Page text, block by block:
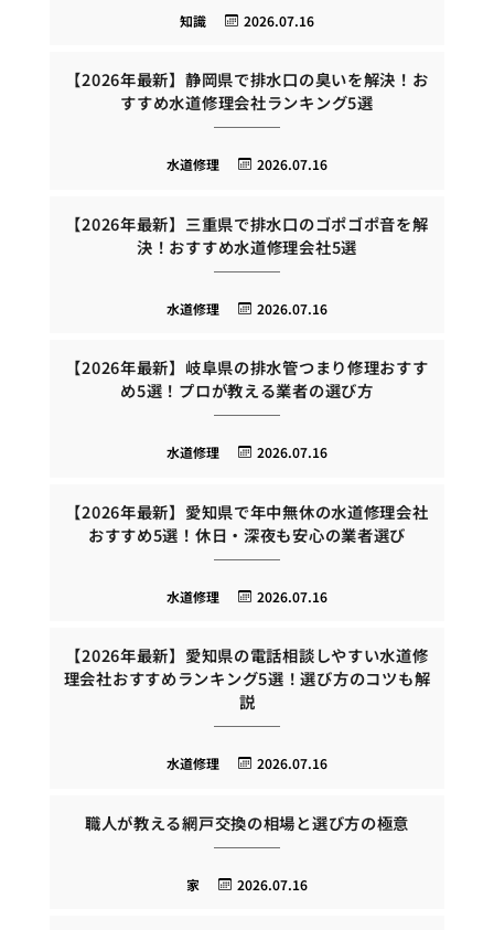
2026.07.16
知識
【2026年最新】静岡県で排水口の臭いを解決！お
すすめ水道修理会社ランキング5選
2026.07.16
水道修理
【2026年最新】三重県で排水口のゴポゴポ音を解
決！おすすめ水道修理会社5選
2026.07.16
水道修理
【2026年最新】岐阜県の排水管つまり修理おすす
め5選！プロが教える業者の選び方
2026.07.16
水道修理
【2026年最新】愛知県で年中無休の水道修理会社
おすすめ5選！休日・深夜も安心の業者選び
2026.07.16
水道修理
【2026年最新】愛知県の電話相談しやすい水道修
理会社おすすめランキング5選！選び方のコツも解
説
2026.07.16
水道修理
職人が教える網戸交換の相場と選び方の極意
2026.07.16
家